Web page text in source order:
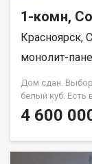
1-комн,
Красноярск,
монолит-
Дом сдан.
белый куб.
Аринский, под
весь срок
4 600